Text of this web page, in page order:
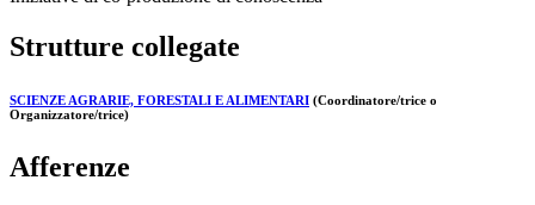
Strutture collegate
SCIENZE AGRARIE, FORESTALI E ALIMENTARI (Coordinatore/trice o
Organizzatore/trice)
Afferenze